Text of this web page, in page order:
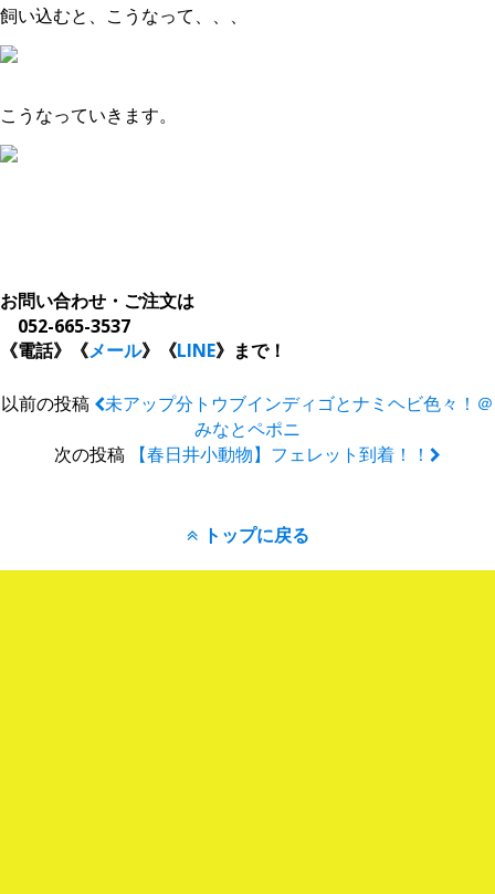
飼い込むと、こうなって、、、
こうなっていきます。
お問い合わせ・ご注文は
052-665-3537
《電話》《メール》 《LINE》 まで！
以前の投稿
未アップ分トウブインディゴとナミヘビ色々！＠
みなとペポニ
次の投稿
【春日井小動物】フェレット到着！！
トップに戻る